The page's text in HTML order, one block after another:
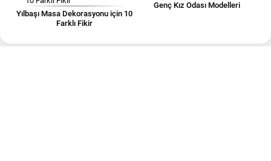
Yılbaşı Masa Dekorasyonu için 10
Farklı Fikir
Genç Kız Odası Modelleri